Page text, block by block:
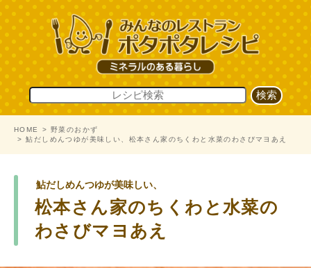
HOME
野菜のおかず
鮎だしめんつゆが美味しい、松本さん家のちくわと水菜のわさびマヨあえ
鮎だしめんつゆが美味しい、
松本さん家のちくわと水菜の
わさびマヨあえ